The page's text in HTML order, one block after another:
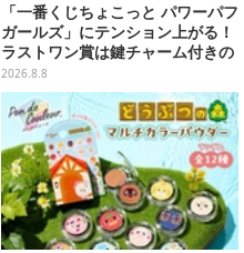
「一番くじちょこっと パワーパフ
ガールズ」にテンション上がる！
ラストワン賞は鍵チャーム付きの
シール帳スペシャルセット
2026.8.8